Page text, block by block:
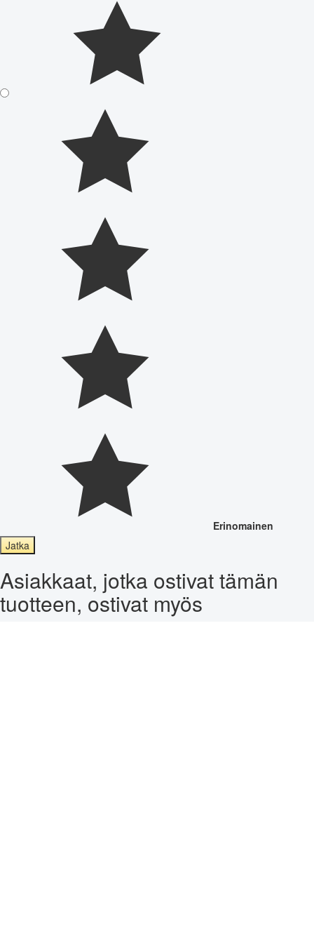
Erinomainen
Jatka
Asiakkaat, jotka ostivat tämän
tuotteen, ostivat myös